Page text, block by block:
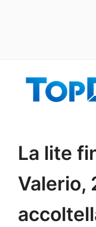
La lite
Valerio,